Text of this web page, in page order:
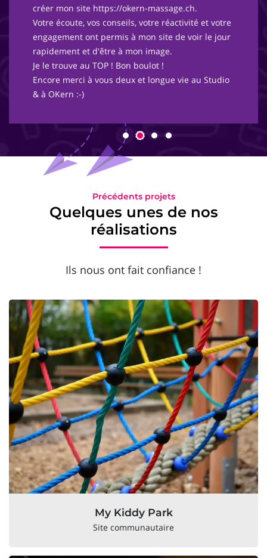
créer mon site https://okern-massage.ch.
Votre écoute, vos conseils, votre réactivité et votre
engagement ont permis à mon site de voir le jour
rapidement et d'être à mon image.
Je le trouve au TOP ! Bon boulot !
Encore merci à vous deux et longue vie au Studio
& à OKern :-)
Précédents projets
Quelques unes de nos
réalisations
Ils nous ont fait confiance !
My Kiddy Park
Site communautaire